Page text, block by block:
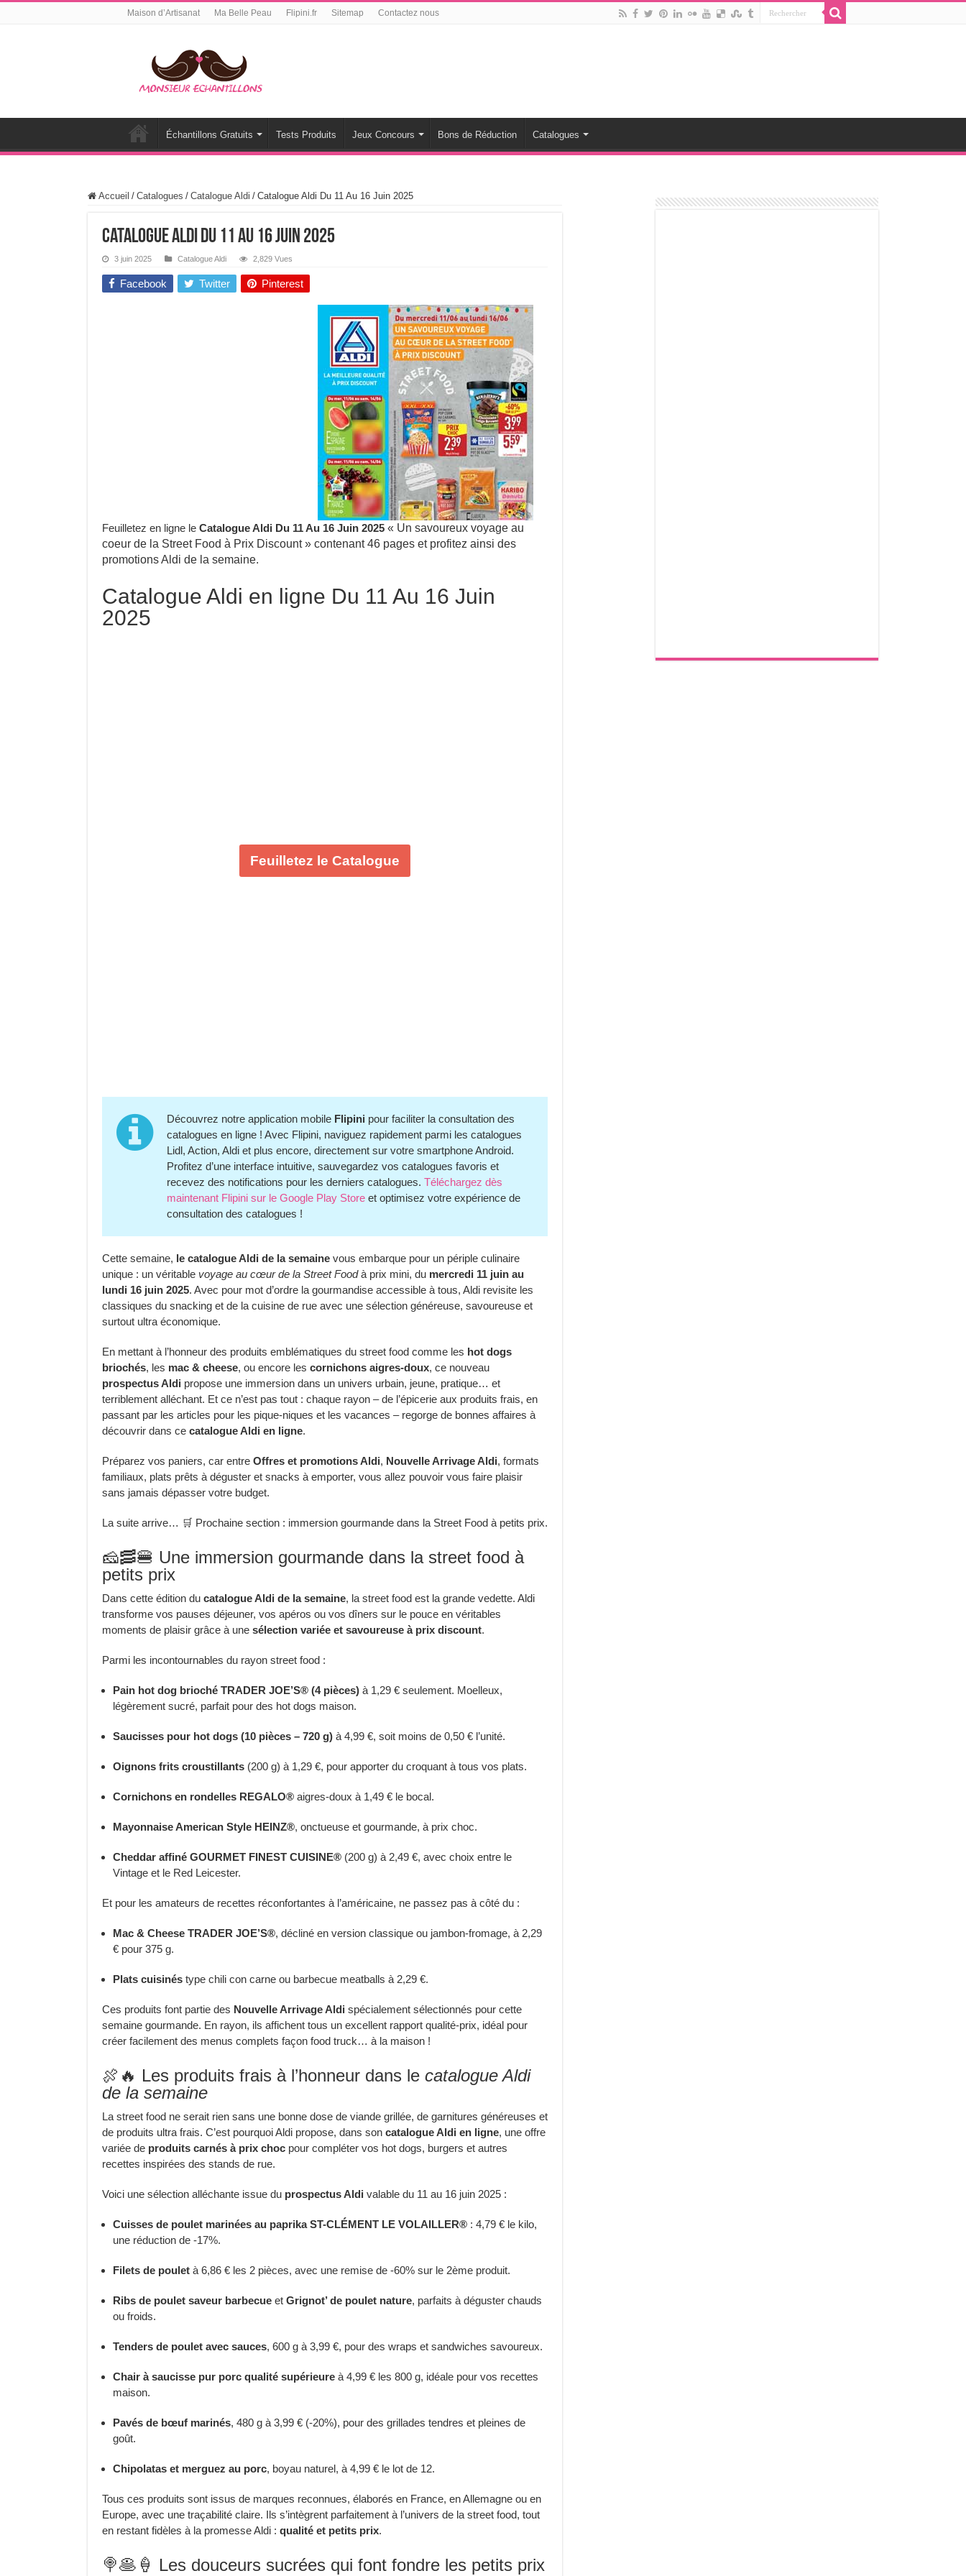
Maison d’Artisanat Ma Belle Peau Flipini.fr Sitemap Contactez nous
Échantillons Gratuits Tests Produits Jeux Concours Bons de Réduction Catalogues
Accueil / Catalogues / Catalogue Aldi / Catalogue Aldi Du 11 Au 16 Juin 2025
Catalogue Aldi Du 11 Au 16 Juin 2025
3 juin 2025 Catalogue Aldi 2,829 Vues
Facebook Twitter Pinterest
Feuilletez en ligne le Catalogue Aldi Du 11 Au 16 Juin 2025 « Un savoureux voyage au
coeur de la Street Food à Prix Discount » contenant 46 pages et profitez ainsi des
promotions Aldi de la semaine.
Catalogue Aldi en ligne Du 11 Au 16 Juin
2025
Feuilletez le Catalogue
Découvrez notre application mobile Flipini pour faciliter la consultation des
catalogues en ligne ! Avec Flipini, naviguez rapidement parmi les catalogues
Lidl, Action, Aldi et plus encore, directement sur votre smartphone Android.
Profitez d’une interface intuitive, sauvegardez vos catalogues favoris et
recevez des notifications pour les derniers catalogues. Téléchargez dès
maintenant Flipini sur le Google Play Store et optimisez votre expérience de
consultation des catalogues !
Cette semaine, le catalogue Aldi de la semaine vous embarque pour un périple culinaire
unique : un véritable voyage au cœur de la Street Foodà prix mini, du mercredi 11 juin au
lundi 16 juin 2025. Avec pour mot d’ordre la gourmandise accessible à tous, Aldi revisite les
classiques du snacking et de la cuisine de rue avec une sélection généreuse, savoureuse et
surtout ultra économique.
En mettant à l’honneur des produits emblématiques du street food comme les hot dogs
briochés, les mac & cheese, ou encore les cornichons aigres-doux, ce nouveau
prospectus Aldi propose une immersion dans un univers urbain, jeune, pratique… et
terriblement alléchant. Et ce n’est pas tout : chaque rayon – de l’épicerie aux produits frais, en
passant par les articles pour les pique-niques et les vacances – regorge de bonnes affaires à
découvrir dans ce catalogue Aldi en ligne.
Préparez vos paniers, car entre Offres et promotions Aldi, Nouvelle Arrivage Aldi, formats
familiaux, plats prêts à déguster et snacks à emporter, vous allez pouvoir vous faire plaisir
sans jamais dépasser votre budget.
La suite arrive… 🛒 Prochaine section : immersion gourmande dans la Street Food à petits prix.
🧀🥓🍔 Une immersion gourmande dans la street food à
petits prix
Dans cette édition du catalogue Aldi de la semaine, la street food est la grande vedette. Aldi
transforme vos pauses déjeuner, vos apéros ou vos dîners sur le pouce en véritables
moments de plaisir grâce à une sélection variée et savoureuse à prix discount.
Parmi les incontournables du rayon street food :
Pain hot dog brioché TRADER JOE’S® (4 pièces) à 1,29 € seulement. Moelleux,
légèrement sucré, parfait pour des hot dogs maison.
Saucisses pour hot dogs (10 pièces – 720 g) à 4,99 €, soit moins de 0,50 € l’unité.
Oignons frits croustillants (200 g) à 1,29 €, pour apporter du croquant à tous vos plats.
Cornichons en rondelles REGALO® aigres-doux à 1,49 € le bocal.
Mayonnaise American Style HEINZ®, onctueuse et gourmande, à prix choc.
Cheddar affiné GOURMET FINEST CUISINE® (200 g) à 2,49 €, avec choix entre le
Vintage et le Red Leicester.
Et pour les amateurs de recettes réconfortantes à l’américaine, ne passez pas à côté du :
Mac & Cheese TRADER JOE’S®, décliné en version classique ou jambon-fromage, à 2,29
€ pour 375 g.
Plats cuisinés type chili con carne ou barbecue meatballs à 2,29 €.
Ces produits font partie des Nouvelle Arrivage Aldi spécialement sélectionnés pour cette
semaine gourmande. En rayon, ils affichent tous un excellent rapport qualité-prix, idéal pour
créer facilement des menus complets façon food truck… à la maison !
🍖🔥 Les produits frais à l’honneur dans le catalogue Aldi
de la semaine
La street food ne serait rien sans une bonne dose de viande grillée, de garnitures généreuses et
de produits ultra frais. C’est pourquoi Aldi propose, dans son catalogue Aldi en ligne, une offre
variée de produits carnés à prix choc pour compléter vos hot dogs, burgers et autres
recettes inspirées des stands de rue.
Voici une sélection alléchante issue du prospectus Aldi valable du 11 au 16 juin 2025 :
Cuisses de poulet marinées au paprika ST-CLÉMENT LE VOLAILLER® : 4,79 € le kilo,
une réduction de -17%.
Filets de poulet à 6,86 € les 2 pièces, avec une remise de -60% sur le 2ème produit.
Ribs de poulet saveur barbecue et Grignot’ de poulet nature, parfaits à déguster chauds
ou froids.
Tenders de poulet avec sauces, 600 g à 3,99 €, pour des wraps et sandwiches savoureux.
Chair à saucisse pur porc qualité supérieure à 4,99 € les 800 g, idéale pour vos recettes
maison.
Pavés de bœuf marinés, 480 g à 3,99 € (-20%), pour des grillades tendres et pleines de
goût.
Chipolatas et merguez au porc, boyau naturel, à 4,99 € le lot de 12.
Tous ces produits sont issus de marques reconnues, élaborés en France, en Allemagne ou en
Europe, avec une traçabilité claire. Ils s’intègrent parfaitement à l’univers de la street food, tout
en restant fidèles à la promesse Aldi : qualité et petits prix.
🍭🥞🍦 Les douceurs sucrées qui font fondre les petits prix